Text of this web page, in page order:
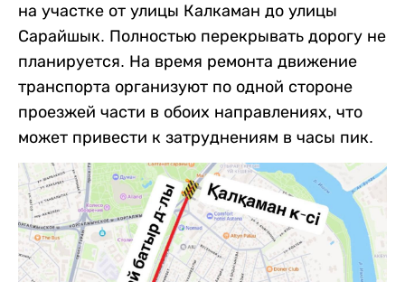
на участке от улицы Калкаман до улицы
Сарайшык. Полностью перекрывать дорогу не
планируется. На время ремонта движение
транспорта организуют по одной стороне
проезжей части в обоих направлениях, что
может привести к затруднениям в часы пик.